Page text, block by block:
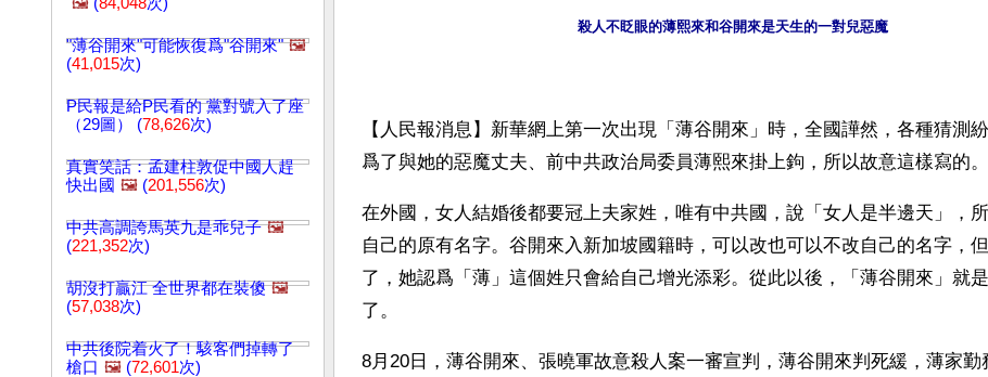
"薄谷開來"可能恢復爲"谷開來" 🖼️
(41,015次)
P民報是給P民看的 黨對號入了座
（29圖） (78,626次)
真實笑話：孟建柱敦促中國人趕
快出國 🖼️ (201,556次)
中共高調誇馬英九是乖兒子 🖼️
(221,352次)
胡沒打贏江 全世界都在裝傻 🖼️
(57,038次)
中共後院着火了！駭客們掉轉了
槍口 🖼️ (72,601次)
殺人不眨眼的薄熙來和谷開來是天生的一對兒惡魔
【人民報消息】新華網上第一次出現「薄谷開來」時，全國譁然，各種猜測
爲了與她的惡魔丈夫、前中共政治局委員薄熙來掛上鉤，所以故意這樣寫的。
在外國，女人結婚後都要冠上夫家姓，唯有中共國，說「女人是半邊天」，
自己的原有名字。谷開來入新加坡國籍時，可以改也可以不改自己的名字，
了，她認爲「薄」這個姓只會給自己增光添彩。從此以後，「薄谷開來」就
了。
8月20日，薄谷開來、張曉軍故意殺人案一審宣判，薄谷開來判死緩，薄家勤